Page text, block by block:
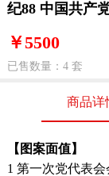
纪88 中国共产
￥5500
已售数量：4 套
商品详
【图案面值】
1 第一次党代表会